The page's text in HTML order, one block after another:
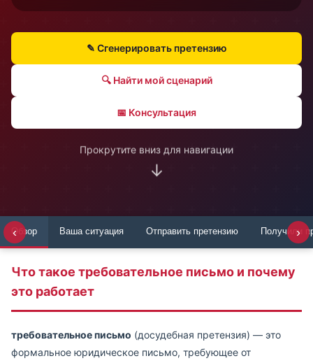
✎ Сгенерировать претензию
🔍 Найти мой сценарий
📅 Консультация
Прокрутите вниз для навигации
↓
‹
Обзор Ваша ситуация Отправить претензию Получили
›
Что такое требовательное письмо и почему
это работает
требовательное письмо (досудебная претензия) — это
формальное юридическое письмо, требующее от